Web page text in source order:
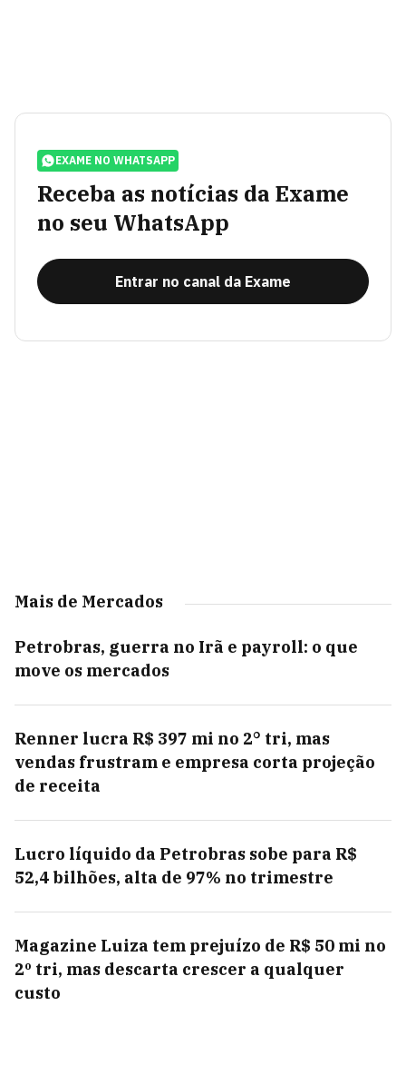
EXAME NO WHATSAPP
Receba as notícias da Exame
no seu WhatsApp
Entrar no canal da Exame
Mais de Mercados
Petrobras, guerra no Irã e payroll: o que
move os mercados
Renner lucra R$ 397 mi no 2° tri, mas
vendas frustram e empresa corta projeção
de receita
Lucro líquido da Petrobras sobe para R$
52,4 bilhões, alta de 97% no trimestre
Magazine Luiza tem prejuízo de R$ 50 mi no
2º tri, mas descarta crescer a qualquer
custo